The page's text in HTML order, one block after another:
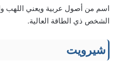
اسم من أصول عربية ويعني اللهب
الشخص ذي الطاقة العالية.
شيرويت